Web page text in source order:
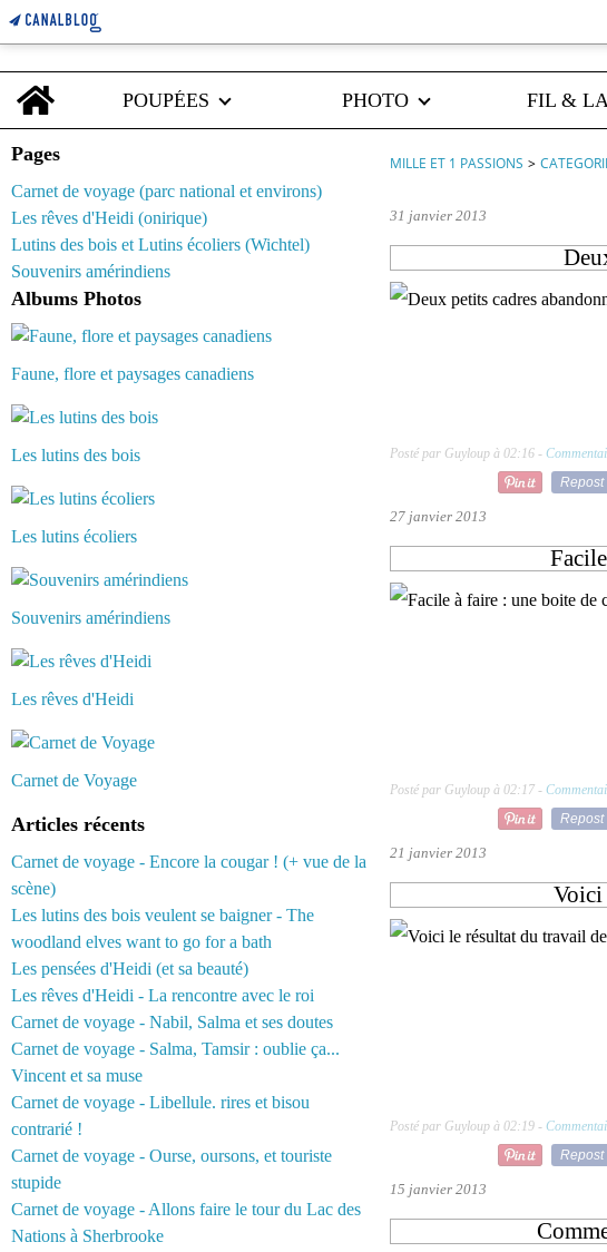
Home
POUPÉES
PHOTO FIL &
Pages
Carnet de voyage (parc national et environs)
Les rêves d'Heidi (onirique)
Lutins des bois et Lutins écoliers (Wichtel)
Souvenirs amérindiens
Albums Photos
Faune, flore et paysages canadiens
Les lutins des bois
Les lutins écoliers
Souvenirs amérindiens
Les rêves d'Heidi
Carnet de Voyage
Articles récents
Carnet de voyage - Encore la cougar ! (+ vue de la
scène)
Les lutins des bois veulent se baigner - The
woodland elves want to go for a bath
Les pensées d'Heidi (et sa beauté)
Les rêves d'Heidi - La rencontre avec le roi
Carnet de voyage - Nabil, Salma et ses doutes
Carnet de voyage - Salma, Tamsir : oublie ça...
Vincent et sa muse
Carnet de voyage - Libellule. rires et bisou
contrarié !
Carnet de voyage - Ourse, oursons, et touriste
stupide
Carnet de voyage - Allons faire le tour du Lac des
Nations à Sherbrooke
MILLE ET 1 PASSIONS >
31 janvier 2013
Posté par Guyloup à 02:16 -
Repost
27 janvier 2013
Posté par Guyloup à 02:17 -
Repost
21 janvier 2013
Voici
Posté par Guyloup à 02:19 -
Repost
15 janvier 2013